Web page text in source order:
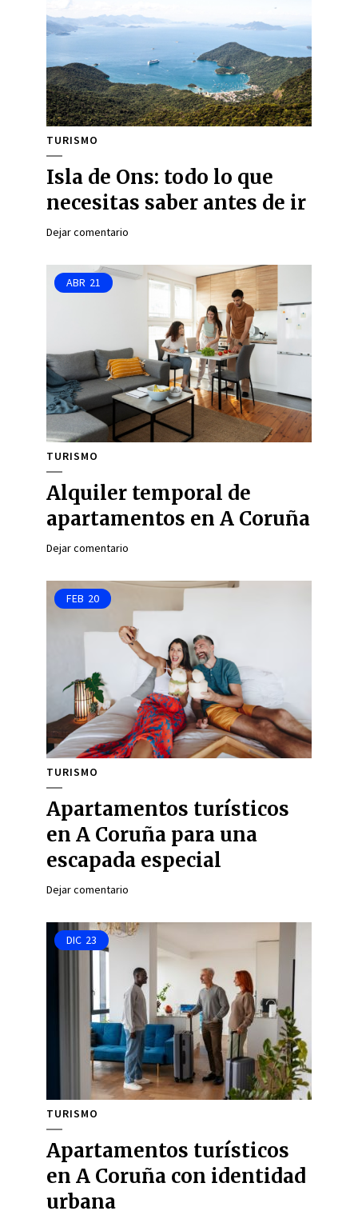
TURISMO
Isla de Ons: todo lo que
necesitas saber antes de ir
Dejar comentario
ABR 21
TURISMO
Alquiler temporal de
apartamentos en A Coruña
Dejar comentario
FEB 20
TURISMO
Apartamentos turísticos
en A Coruña para una
escapada especial
Dejar comentario
DIC 23
TURISMO
Apartamentos turísticos
en A Coruña con identidad
urbana